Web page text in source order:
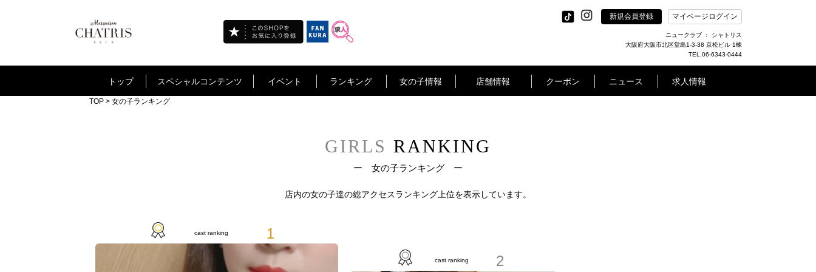
新規会員登録 マイページログイン
ニュークラブ ： シャトリス
大阪府大阪市北区堂島1-3-38 京松ビル 1棟
TEL.06-6343-0444
トップ スペシャルコンテンツ イベント ランキング 女の子情報 店舗情報 クーポン ニュース 求人情報
TOP > 女の子ランキング
GIRLS RANKING
ー 女の子ランキング ー
店内の女の子達の総アクセスランキング上位を表示しています。
cast ranking 1
cast ranking 2